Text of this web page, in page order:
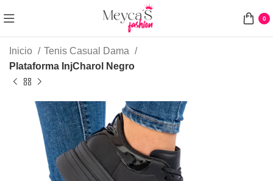
0
Inicio
Tenis Casual Dama
Plataforma InjCharol Negro